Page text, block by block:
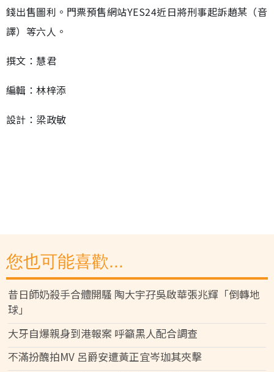
錢出售圖利。門票預售網站YES24近日將刑事起訴趙某（音
譯）等六人。
撰文：慧君
編輯：林梓添
設計：梁政敏
您也可能喜歡...
昔日師奶殺手合體開騷 陶大宇孖吳啟華張兆輝「倒轉地
球」
大牙自爆親身到港報案 呼籲黑人配合調查
不滿扮醜拍MV 呂爵安遭黃正宜岑珈其夾擊